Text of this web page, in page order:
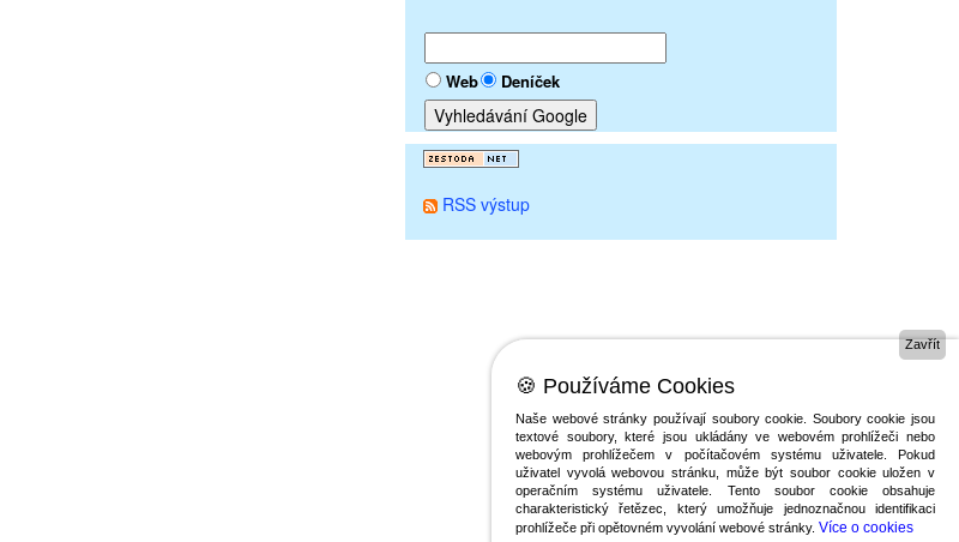
Web Deníček
RSS výstup
Zavřít
🍪 Používáme Cookies
Naše webové stránky používají soubory cookie. Soubory cookie jsou
textové soubory, které jsou ukládány ve webovém prohlížeči nebo
webovým prohlížečem v počítačovém systému uživatele. Pokud
uživatel vyvolá webovou stránku, může být soubor cookie uložen v
operačním systému uživatele. Tento soubor cookie obsahuje
charakteristický řetězec, který umožňuje jednoznačnou identifikaci
prohlížeče při opětovném vyvolání webové stránky. Více o cookies